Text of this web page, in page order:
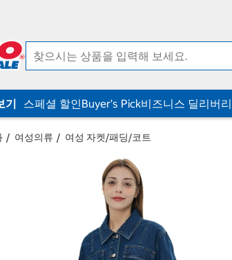
기 스페셜 할인Buyer's Pick비즈니스 딜리버리
여성의류 여성 자켓/패딩/코트